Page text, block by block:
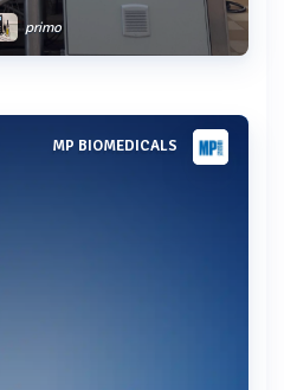
primo
Voir plusMP BIOMEDICALS